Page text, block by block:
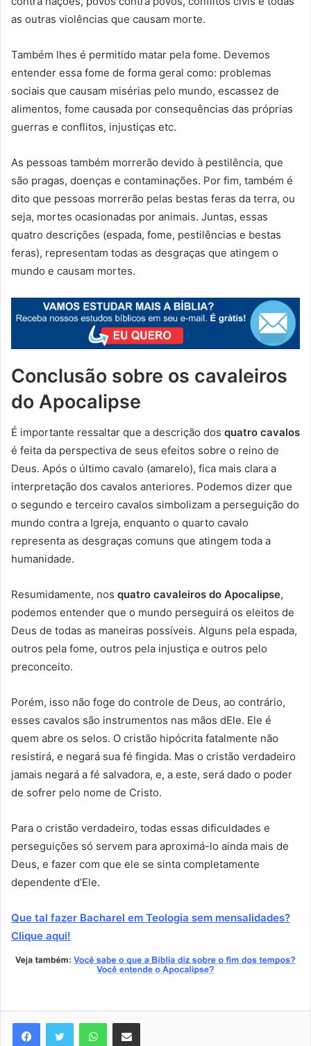
as outras violências que causam morte.
Também lhes é permitido matar pela fome. Devemos
entender essa fome de forma geral como: problemas
sociais que causam misérias pelo mundo, escassez de
alimentos, fome causada por consequências das próprias
guerras e conflitos, injustiças etc.
As pessoas também morrerão devido à pestilência, que
são pragas, doenças e contaminações. Por fim, também é
dito que pessoas morrerão pelas bestas feras da terra, ou
seja, mortes ocasionadas por animais. Juntas, essas
quatro descrições (espada, fome, pestilências e bestas
feras), representam todas as desgraças que atingem o
mundo e causam mortes.
Conclusão sobre os cavaleiros
do Apocalipse
É importante ressaltar que a descrição dos quatro cavalos
é feita da perspectiva de seus efeitos sobre o reino de
Deus. Após o último cavalo (amarelo), fica mais clara a
interpretação dos cavalos anteriores. Podemos dizer que
o segundo e terceiro cavalos simbolizam a perseguição do
mundo contra a Igreja, enquanto o quarto cavalo
representa as desgraças comuns que atingem toda a
humanidade.
Resumidamente, nos quatro cavaleiros do Apocalipse,
podemos entender que o mundo perseguirá os eleitos de
Deus de todas as maneiras possíveis. Alguns pela espada,
outros pela fome, outros pela injustiça e outros pelo
preconceito.
Porém, isso não foge do controle de Deus, ao contrário,
esses cavalos são instrumentos nas mãos dEle. Ele é
quem abre os selos. O cristão hipócrita fatalmente não
resistirá, e negará sua fé fingida. Mas o cristão verdadeiro
jamais negará a fé salvadora, e, a este, será dado o poder
de sofrer pelo nome de Cristo.
Para o cristão verdadeiro, todas essas dificuldades e
perseguições só servem para aproximá-lo ainda mais de
Deus, e fazer com que ele se sinta completamente
dependente d’Ele.
Que tal fazer Bacharel em Teologia sem mensalidades?
Clique aqui!
WhatsAppCompartilhar via e-mail